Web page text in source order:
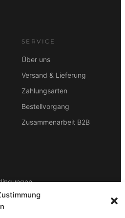
SERVICE
Über uns
Versand & Lieferung
Zahlungsarten
Bestellvorgang
Zusammenarbeit B2B